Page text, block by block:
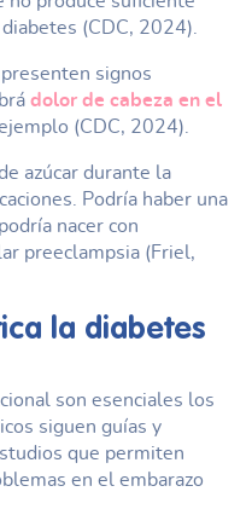
(CDC, 2024).
presenten signos
dolor de cabeza en el
(CDC, 2024).
azúcar durante la
Podría haber una
nacer con
preeclampsia (Friel,
la diabetes
son esenciales los
siguen guías y
que permiten
en el embarazo